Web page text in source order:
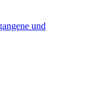
und